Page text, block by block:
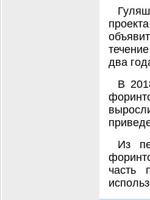
два
В
Из
часть